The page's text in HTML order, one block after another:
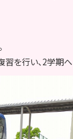
を行い、2学期